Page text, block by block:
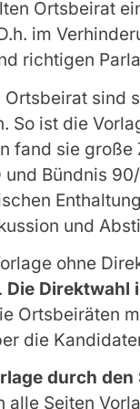
Ortsbeirat
im
richtigen
Ortsbeirat sind
So ist die
fand sie
und Bündnis
und
ohne
Die Direktwahl
Ortsbeiräten
die
durch den
alle Seiten